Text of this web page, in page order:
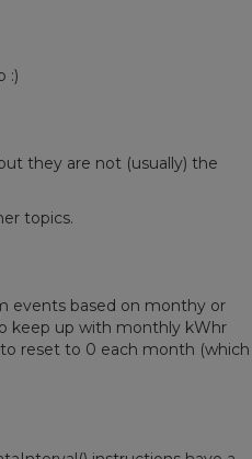
:)
they are not (usually) the
topics.
events based on monthy or
keep up with monthly kWhr
reset to 0 each month (which